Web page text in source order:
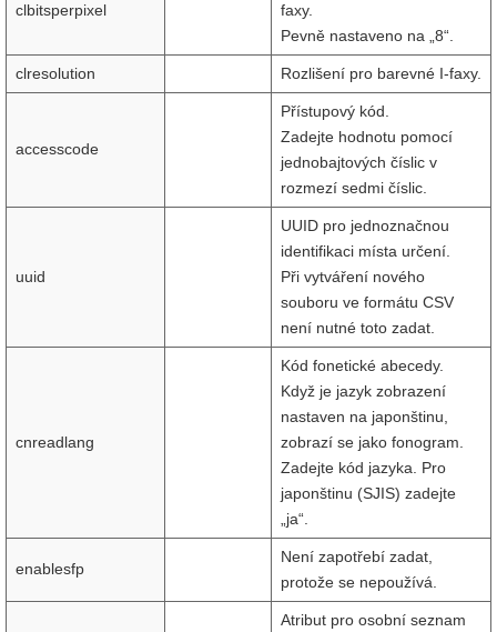
clbitsperpixel
faxy.
Pevně nastaveno na „8“.
clresolution Rozlišení pro barevné I-faxy.
accesscode
Přístupový kód.
Zadejte hodnotu pomocí
jednobajtových číslic v
rozmezí sedmi číslic.
uuid
UUID pro jednoznačnou
identifikaci místa určení.
Při vytváření nového
souboru ve formátu CSV
není nutné toto zadat.
cnreadlang
Kód fonetické abecedy.
Když je jazyk zobrazení
nastaven na japonštinu,
zobrazí se jako fonogram.
Zadejte kód jazyka. Pro
japonštinu (SJIS) zadejte
„ja“.
enablesfp
Není zapotřebí zadat,
protože se nepoužívá.
Atribut pro osobní seznam